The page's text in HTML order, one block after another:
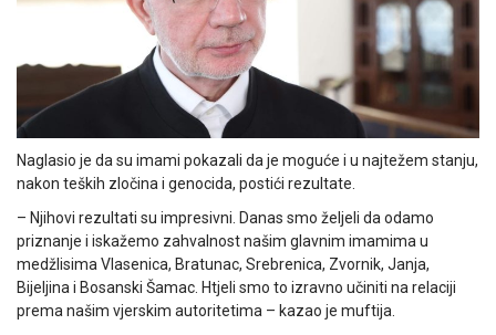
Naglasio je da su imami pokazali da je moguće i u najtežem stanju,
nakon teških zločina i genocida, postići rezultate.
– Njihovi rezultati su impresivni. Danas smo željeli da odamo
priznanje i iskažemo zahvalnost našim glavnim imamima u
medžlisima Vlasenica, Bratunac, Srebrenica, Zvornik, Janja,
Bijeljina i Bosanski Šamac. Htjeli smo to izravno učiniti na relaciji
prema našim vjerskim autoritetima – kazao je muftija.